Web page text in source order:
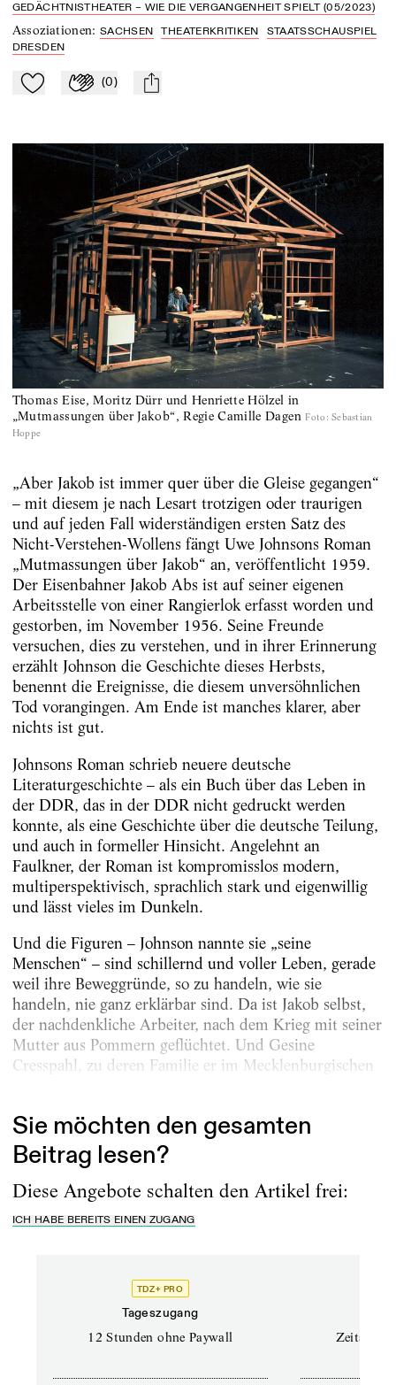
GEDÄCHTNISTHEATER – WIE DIE VERGANGENHEIT SPIELT (05/2023)
Assoziationen:SACHSEN THEATERKRITIKEN
STAATSSCHAUSPIEL
DRESDEN
Zu Mein-TdZ hinzufügen
Applaudieren
(0) mail
Thomas Eise, Moritz Dürr und Henriette Hölzel in
„Mutmassungen über Jakob“, Regie Camille Dagen Foto: Sebastian
Hoppe
„Aber Jakob ist immer quer über die Gleise gegangen“
– mit diesem je nach Lesart trotzigen oder traurigen
und auf jeden Fall widerständigen ersten Satz des
Nicht-Verstehen-Wollens fängt Uwe Johnsons Roman
„Mutmassungen über Jakob“ an, veröffentlicht 1959.
Der Eisenbahner Jakob Abs ist auf seiner eigenen
Arbeitsstelle von einer Rangierlok erfasst worden und
gestorben, im November 1956. Seine Freunde
versuchen, dies zu verstehen, und in ihrer Erinnerung
erzählt Johnson die Geschichte dieses Herbsts,
benennt die Ereignisse, die diesem unversöhnlichen
Tod vorangingen. Am Ende ist manches klarer, aber
nichts ist gut.
Johnsons Roman schrieb neuere deutsche
Literaturgeschichte – als ein Buch über das Leben in
der DDR, das in der DDR nicht gedruckt werden
konnte, als eine Geschichte über die deutsche Teilung,
und auch in formeller Hinsicht. Angelehnt an
Faulkner, der Roman ist kompromisslos modern,
multiperspektivisch, sprachlich stark und eigenwillig
und lässt vieles im Dunkeln.
Und die Figuren – Johnson nannte sie „seine
Menschen“ – sind schillernd und voller Leben, gerade
weil ihre Beweggründe, so zu handeln, wie sie
handeln, nie ganz erklärbar sind. Da ist Jakob selbst,
der nachdenkliche Arbeiter, nach dem Krieg mit seiner
Mutter aus Pommern geflüchtet. Und Gesine
Cresspahl, zu deren Familie er im Mecklenburgischen
Sie möchten den gesamten
Beitrag lesen?
Diese Angebote schalten den Artikel frei:
ICH HABE BEREITS EINEN ZUGANG
TDZ+ PRO
Tageszugang
12 Stunden ohne Paywall